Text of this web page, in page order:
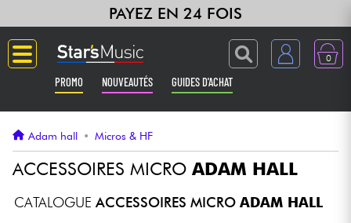
PAYEZ EN 24 FOIS
0
PROMO NOUVEAUTÉS GUIDES D'ACHAT
Guitares & Basses
Amplis & Effets
Adam hall • Micros & HF
ACCESSOIRES MICRO ADAM HALL
CATALOGUE ACCESSOIRES MICRO ADAM HALL